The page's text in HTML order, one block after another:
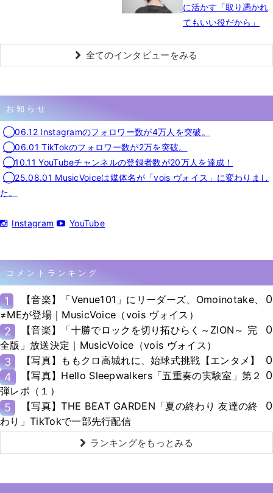
に活かす「取り憑かれ
てもいい役だから」
全てのインタビューをみる
お知らせ
◯06.12 Instagramのフォロワー数が4万人を突破。
◯06.01 TikTokのフォロワー数が2万を突破。
◯10.11 YouTubeチャンネルの登録者数が20万人を達成！
◯25.08.01 MusicVoiceは媒体名が「vois ヴォイス」に変わりまし
た。
Instagram YouTube
コメントランキング
1
【音楽】「Venue101」にリーダーズ、Omoinotake、
≠MEが登場｜MusicVoice（vois ヴォイス）
0
2
【音楽】「十勝でロックを切り拓ひらく～ZION～ 完
全版」放送決定｜MusicVoice（vois ヴォイス）
0
3 【写真】ももクロ高城れに、始球式挑戦【エンタメ】
0
4
【写真】Hello Sleepwalkers「五重奏の実験室」第２
弾レポ（１）
0
5
【写真】THE BEAT GARDEN「夏の終わり 友達の終
わり」TikTokで一部先行配信
0
ランキングをもっとみる